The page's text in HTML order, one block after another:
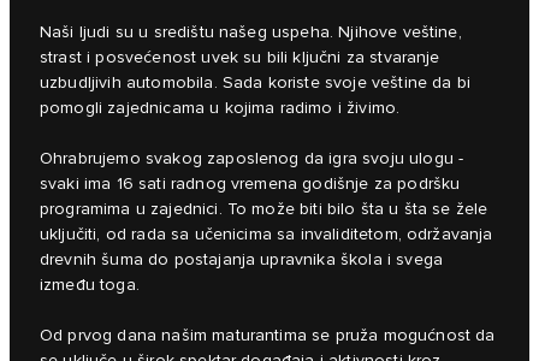
Naši ljudi su u središtu našeg uspeha. Njihove veštine,
strast i posvećenost uvek su bili ključni za stvaranje
uzbudljivih automobila. Sada koriste svoje veštine da bi
pomogli zajednicama u kojima radimo i živimo.
Ohrabrujemo svakog zaposlenog da igra svoju ulogu -
svaki ima 16 sati radnog vremena godišnje za podršku
programima u zajednici. To može biti bilo šta u šta se žele
uključiti, od rada sa učenicima sa invaliditetom, održavanja
drevnih šuma do postajanja upravnika škola i svega
između toga.
Od prvog dana našim maturantima se pruža mogućnost da